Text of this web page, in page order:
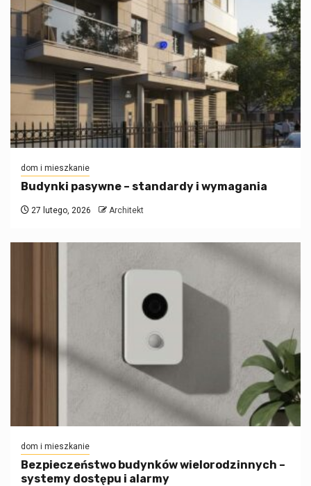
dom i mieszkanie
Budynki pasywne – standardy i wymagania
27 lutego, 2026 Architekt
dom i mieszkanie
Bezpieczeństwo budynków wielorodzinnych –
systemy dostępu i alarmy